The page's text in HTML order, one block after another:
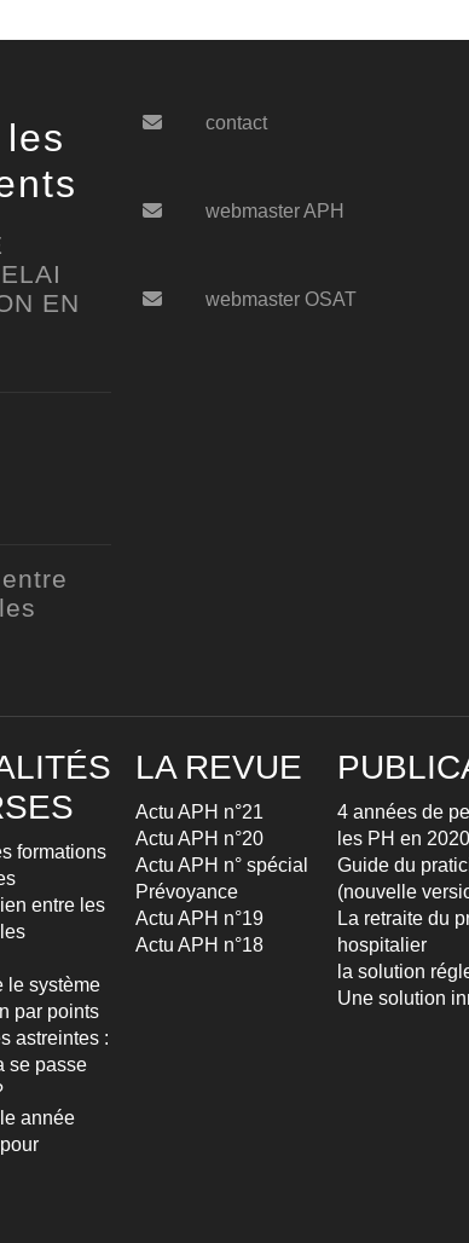
EN
contact
webmaster APH
webmaster OSAT
formations
entre les
le système
par points
astreintes :
se passe
année
LA REVUE
Actu APH n°21
Actu APH n°20
Actu APH n° spécial
Prévoyance
Actu APH n°19
Actu APH n°18
4 années de
les PH en 2020
Guide du
(nouvelle
La retraite du
hospitalier
la solution
Une solution